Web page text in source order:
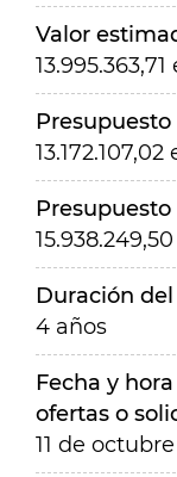
Valor
13.172.107,02
Duración
4 años
Fecha y
ofertas o
11 de